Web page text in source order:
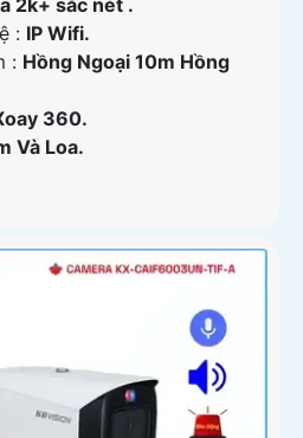
2k+ sắc nét .
: IP Wifi.
: Hồng Ngoại 10m Hồng
360.
Và Loa.